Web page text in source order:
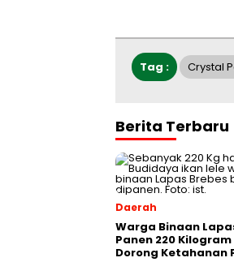
Tag : Crystal
Berita Terbaru
Daerah
Warga Binaan
Panen 220
Dorong Ketahanan